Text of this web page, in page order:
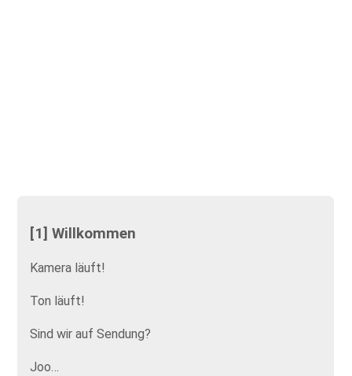
[1] Willkommen
Kamera läuft!
Ton läuft!
Sind wir auf Sendung?
Joo…